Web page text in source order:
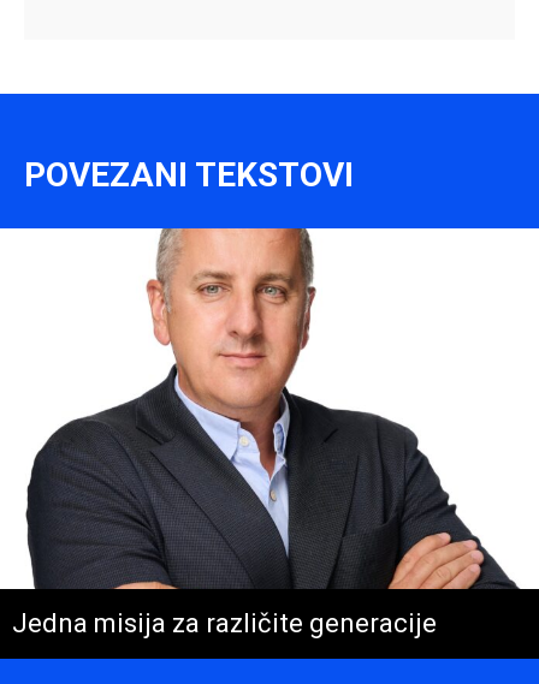
POVEZANI TEKSTOVI
Jedna misija za različite generacije